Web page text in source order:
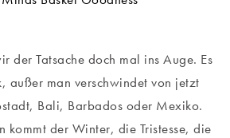
der Tatsache doch mal ins Auge. Es
außer man verschwindet von jetzt
Bali, Barbados oder Mexiko.
kommt der Winter, die Tristesse, die